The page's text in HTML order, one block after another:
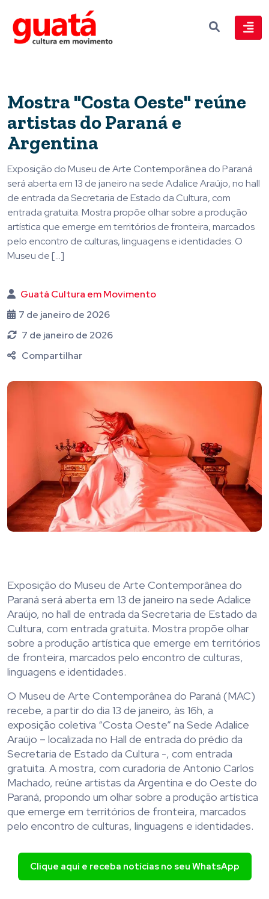
Mostra "Costa Oeste" reúne
artistas do Paraná e
Argentina
Exposição do Museu de Arte Contemporânea do Paraná
será aberta em 13 de janeiro na sede Adalice Araújo, no hall
de entrada da Secretaria de Estado da Cultura, com
entrada gratuita. Mostra propõe olhar sobre a produção
artística que emerge em territórios de fronteira, marcados
pelo encontro de culturas, linguagens e identidades. O
Museu de […]
Guatá Cultura em Movimento
7 de janeiro de 2026
7 de janeiro de 2026
Compartilhar
Exposição do Museu de Arte Contemporânea do
Paraná será aberta em 13 de janeiro na sede Adalice
Araújo, no hall de entrada da Secretaria de Estado da
Cultura, com entrada gratuita. Mostra propõe olhar
sobre a produção artística que emerge em territórios
de fronteira, marcados pelo encontro de culturas,
linguagens e identidades.
O Museu de Arte Contemporânea do Paraná (MAC)
recebe, a partir do dia 13 de janeiro, às 16h, a
exposição coletiva “Costa Oeste” na Sede Adalice
Araújo – localizada no Hall de entrada do prédio da
Secretaria de Estado da Cultura -, com entrada
gratuita. A mostra, com curadoria de Antonio Carlos
Machado, reúne artistas da Argentina e do Oeste do
Paraná, propondo um olhar sobre a produção artística
que emerge em territórios de fronteira, marcados
pelo encontro de culturas, linguagens e identidades.
Clique aqui e receba notícias no seu WhatsApp